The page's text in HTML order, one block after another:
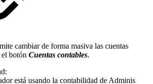
cambiar de forma masiva las cuentas
botón Cuentas contables.
está usando la contabilidad de Adminis